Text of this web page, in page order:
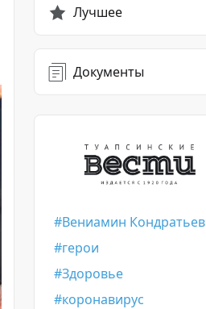
Лучшее
Документы
Вениамин Кондратьев
герои
Здоровье
коронавирус